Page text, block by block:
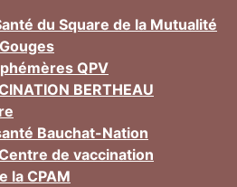
du Square de la Mutualité
QPV
BERTHEAU
Bauchat-Nation
Centre de vaccination
la CPAM